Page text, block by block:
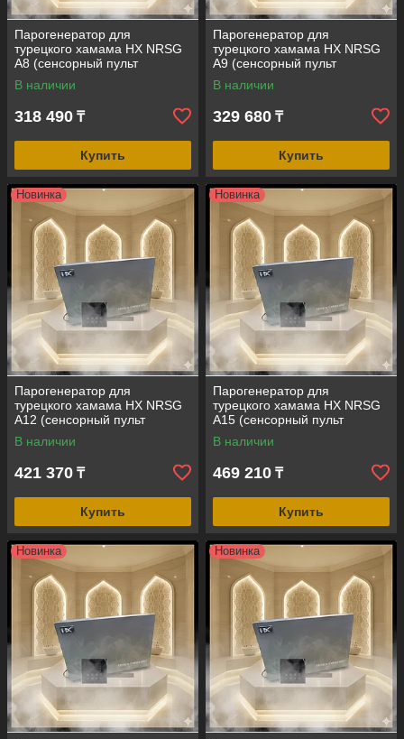
Парогенератор для
турецкого хамама HX NRSG
A8 (сенсорный пульт
управления, мощность = 8
кВт, объем помещения = 6-
В наличии
318 490 ₸
Купить
Парогенератор для
турецкого хамама HX NRSG
A9 (сенсорный пульт
управления, мощность = 9
кВт, объем помещения = 5-11
В наличии
329 680 ₸
Купить
Новинка
Парогенератор для
турецкого хамама HX NRSG
A12 (сенсорный пульт
управления, мощность = 12
кВт, объем помещения = 8-
В наличии
421 370 ₸
Купить
Новинка
Парогенератор для
турецкого хамама HX NRSG
A15 (сенсорный пульт
управления, мощность = 15
кВт, объем помещения = 10-
В наличии
469 210 ₸
Купить
Новинка Новинка